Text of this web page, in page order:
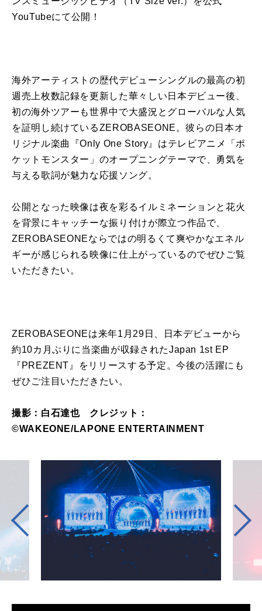
YouTubeにて公開！
海外アーティストの歴代デビューシングルの最高の初
週売上枚数記録を更新した華々しい日本デビュー後、
初の海外ツアーも世界中で大盛況とグローバルな人気
を証明し続けているZEROBASEONE。彼らの日本オ
リジナル楽曲『Only One Story』はテレビアニメ「ポ
ケットモンスター」のオープニングテーマで、勇気を
与える歌詞が魅力な応援ソング。
公開となった映像は夜を彩るイルミネーションと花火
を背景にキャッチーな振り付けが際立つ作品で、
ZEROBASEONEならではの明るくて爽やかなエネル
ギーが感じられる映像に仕上がっているのでぜひご覧
いただきたい。
ZEROBASEONEは来年1月29日、日本デビューから
約10カ月ぶりに当楽曲が収録されたJapan 1st EP
『PREZENT』をリリースする予定。今後の活躍にも
ぜひご注目いただきたい。
撮影：白石達也 クレジット：
©WAKEONE/LAPONE ENTERTAINMENT